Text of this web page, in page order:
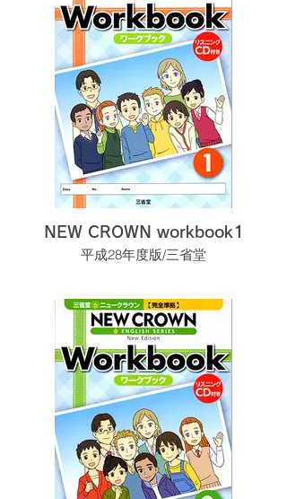
NEW CROWN workbook1
平成28年度版/三省堂